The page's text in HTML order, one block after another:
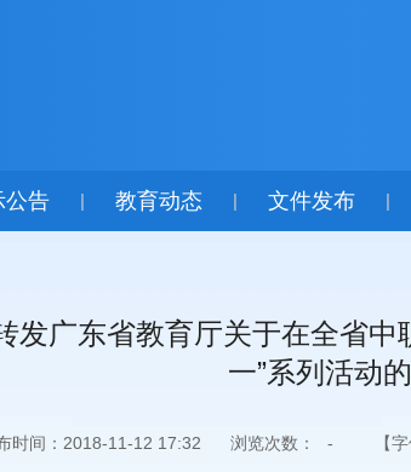
公告 | 教育动态 | 文件发布 |
发广东省教育厅关于在全省
一”系列活动
时间：2018-11-12 17:32 浏览次数： - 【